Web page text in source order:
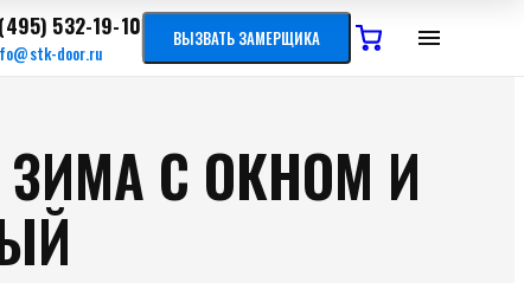
532-19-10
door.ru
ВЫЗВАТЬ ЗАМЕРЩИКА
С ОКНОМ И